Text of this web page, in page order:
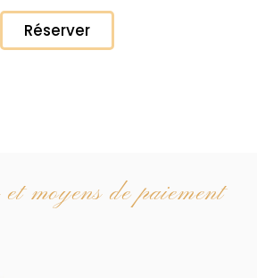
Réserver
moyens de paiement